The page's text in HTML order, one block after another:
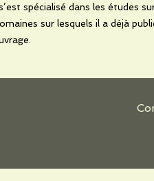
spécialisé dans les études
sur lesquels il a déjà